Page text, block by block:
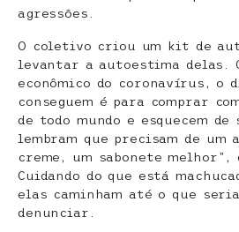
agressões.
O coletivo criou um kit de
levantar a autoestima delas.
econômico do coronavírus, o
conseguem é para comprar
de todo mundo e esquecem de
lembram que precisam de um
creme, um sabonete melhor”,
Cuidando do que está
elas caminham até o que
denunciar.